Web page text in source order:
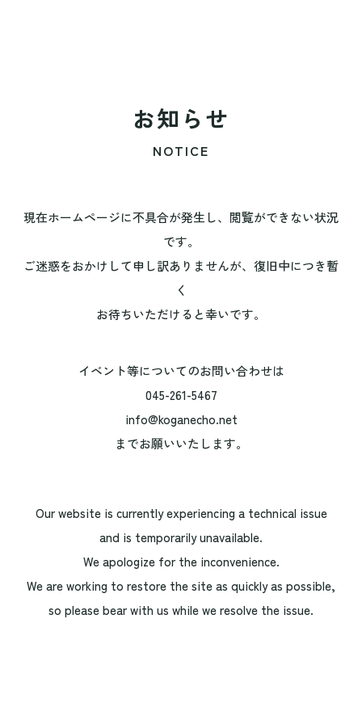
お知らせ
NOTICE
現在ホームページに不具合が発生し、閲覧ができない状況
です。
ご迷惑をおかけして申し訳ありませんが、復旧中につき暫
く
お待ちいただけると幸いです。
イベント等についてのお問い合わせは
045-261-5467
info@koganecho.net
までお願いいたします。
Our website is currently experiencing a technical issue
and is temporarily unavailable.
We apologize for the inconvenience.
We are working to restore the site as quickly as possible,
so please bear with us while we resolve the issue.